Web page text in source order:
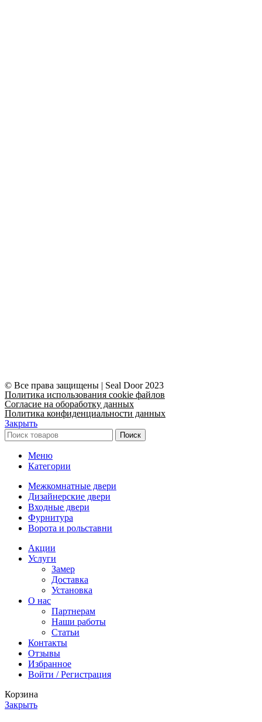
© Все права защищены | Seal Door 2023
Политика использования cookie файлов
Согласие на обоработку данных
Политика конфиденциальности данных
Закрыть
Поиск
Меню
Категории
Межкомнатные двери
Дизайнерские двери
Входные двери
Фурнитура
Ворота и рольставни
Акции
Услуги
Замер
Доставка
Установка
О нас
Партнерам
Наши работы
Статьи
Контакты
Отзывы
Избранное
Войти / Регистрация
Корзина
Закрыть